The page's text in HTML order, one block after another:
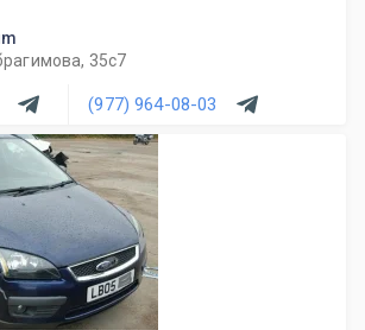
35с7
(977) 964-08-03